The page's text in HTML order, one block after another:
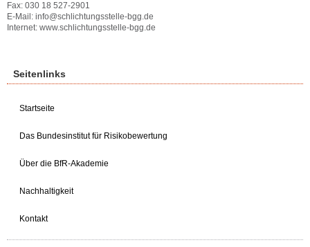
Fax: 030 18 527-2901
E-Mail: info@schlichtungsstelle-bgg.de
Internet: www.schlichtungsstelle-bgg.de
Seitenlinks
Startseite
Das Bundesinstitut für Risikobewertung
Über die BfR-Akademie
Nachhaltigkeit
Kontakt